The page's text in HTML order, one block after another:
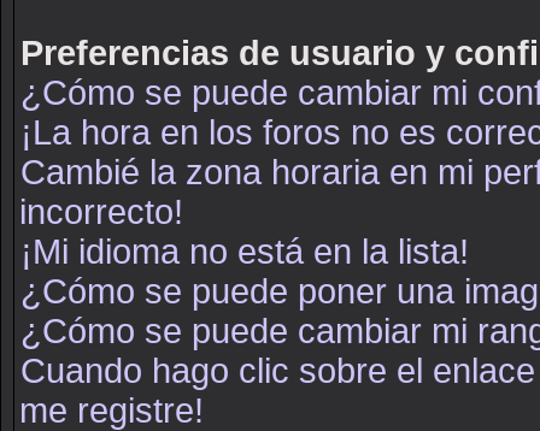
Preferencias de usuario y
¿Cómo se puede cambiar mi
¡La hora en los foros no es
Cambié la zona horaria en mi
incorrecto!
¡Mi idioma no está en la lista!
¿Cómo se puede poner una
¿Cómo se puede cambiar mi
Cuando hago clic sobre el
me registre!